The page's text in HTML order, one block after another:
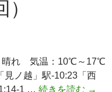
晴れ 気温：10℃～17℃
ノ越」駅-10:23「西
1 … 続きを読む 日
→